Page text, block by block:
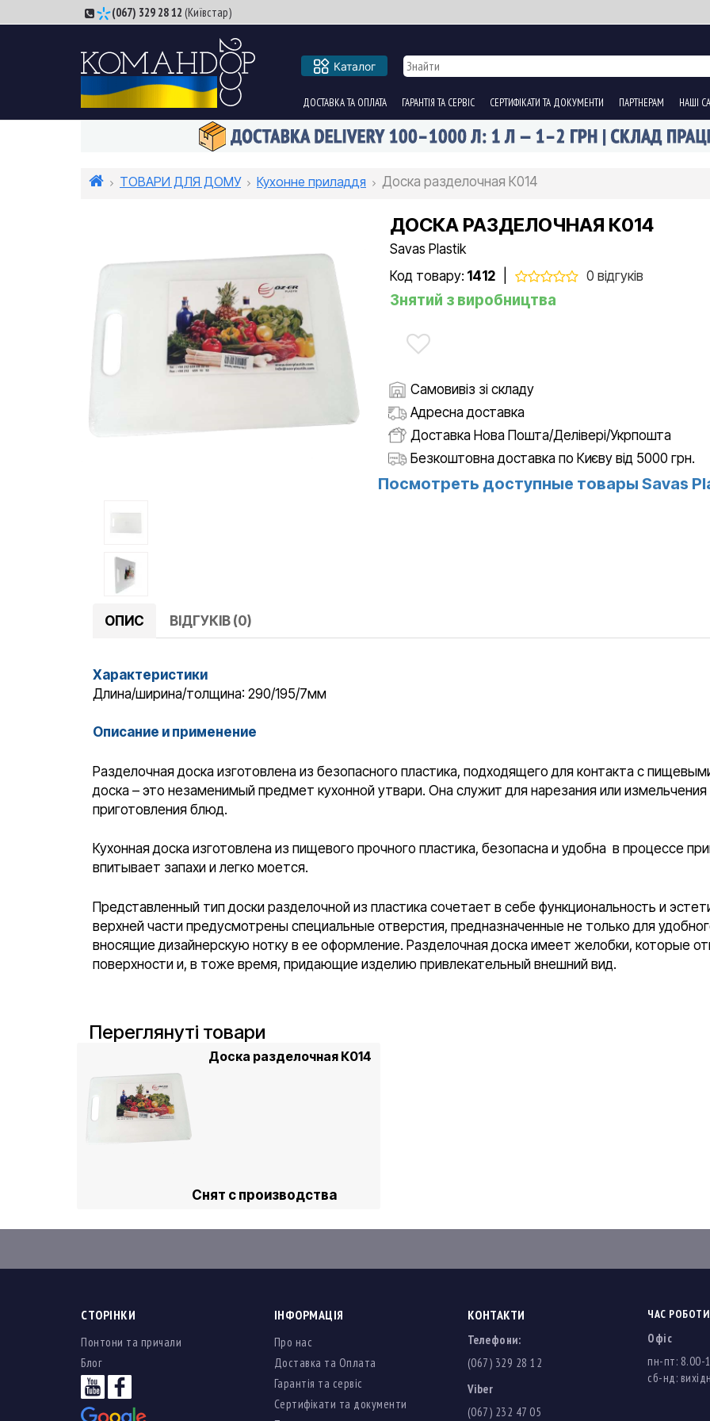
(067) 329 28 12 (Київстар)
Каталог
ДОСТАВКА ТА ОПЛАТА ГАРАНТІЯ ТА СЕРВІС СЕРТИФІКАТИ ТА ДОКУМЕНТИ ПАРТНЕРАМ НАШІ
ТОВАРИ ДЛЯ ДОМУ Кухонне приладдя Доска разделочная К014
ДОСКА РАЗДЕЛОЧНАЯ К014
Savas Plastik
Код товару: 1412 0 відгуків
Знятий з виробництва
Самовивіз зі складу
Адресна доставка
Доставка Нова Пошта/Делівері/Укрпошта
Безкоштовна доставка по Києву від 5000 грн.
Посмотреть доступные товары Savas
ОПИС ВІДГУКІВ (0)
Характеристики
Длина/ширина/толщина: 290/195/7мм
Описание и применение
Разделочная доска изготовлена из безопасного пластика, подходящего для контакта с
доска – это незаменимый предмет кухонной утвари. Она служит для нарезания или
приготовления блюд.
Кухонная доска изготовлена из пищевого прочного пластика, безопасна и удобна в процессе
впитывает запахи и легко моется.
Представленный тип доски разделочной из пластика сочетает в себе функциональность и
верхней части предусмотрены специальные отверстия, предназначенные не только для
вносящие дизайнерскую нотку в ее оформление. Разделочная доска имеет желобки, которые
поверхности и, в тоже время, придающие изделию привлекательный внешний вид.
Переглянуті товари
Доска разделочная К014
Снят с производства
СТОРІНКИ
Понтони та причали
Блог
ІНФОРМАЦІЯ
Про нас
Доставка та Оплата
Гарантія та сервіс
Сертифікати та документи
КОНТАКТИ
Телефони:
(067) 329 28 12
Viber
(067) 232 47 05
ЧАС
Офіс
пн-пт: 8.00-
cб-нд: